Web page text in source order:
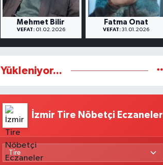
Mehmet Bilir
VEFAT:01.02.2026
Fatma Onat
VEFAT: 31.01.2026
Yükleniyor...
İzmir Tire Nöbetçi Eczaneler